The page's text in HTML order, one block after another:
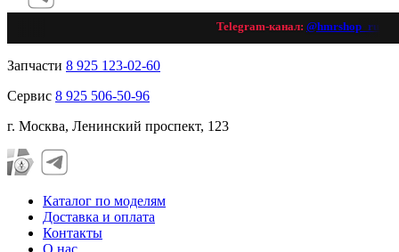
Telegram-канал:@hmrshop_ru👈
Запчасти 8 925 123-02-60
Сервис 8 925 506-50-96
г. Москва, Ленинский проспект, 123
Каталог по моделям
Доставка и оплата
Контакты
О нас